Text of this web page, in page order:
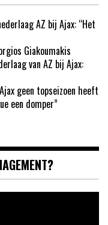
AZ bij Ajax: “Het
Giakoumakis
van AZ bij Ajax:
geen topseizoen heeft
een domper”